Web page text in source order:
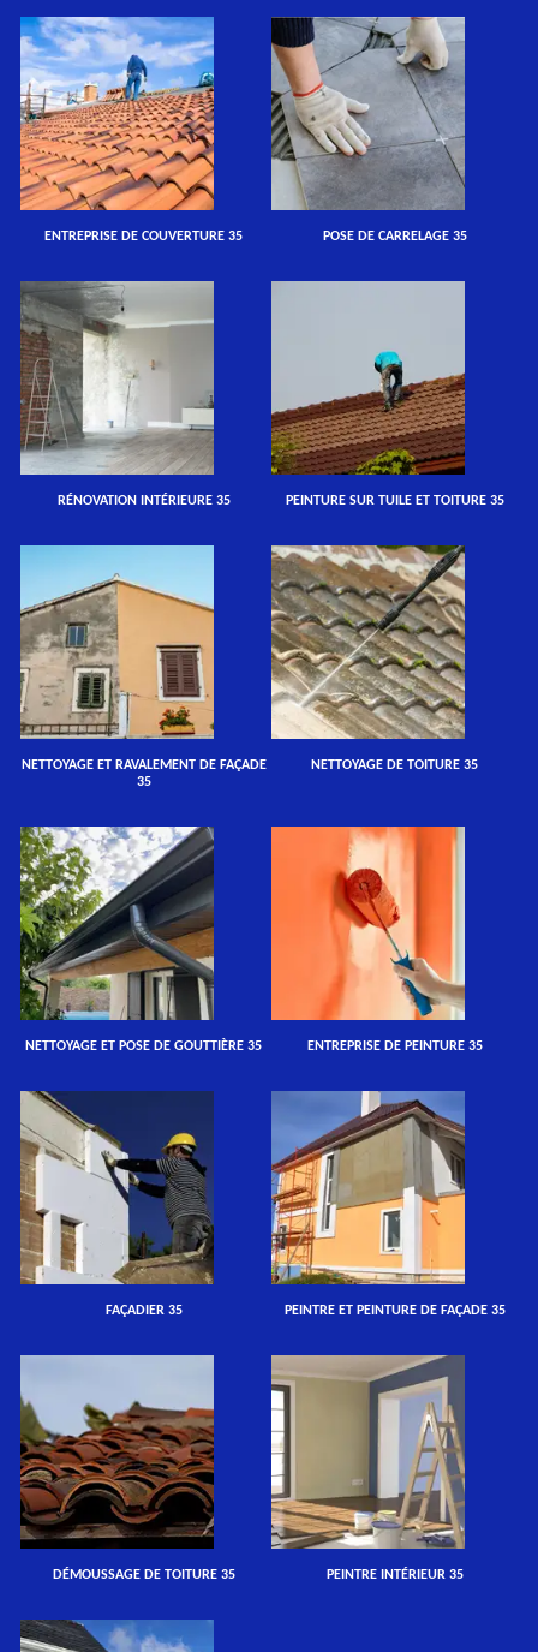
ENTREPRISE DE COUVERTURE 35 POSE DE CARRELAGE 35
RÉNOVATION INTÉRIEURE 35 PEINTURE SUR TUILE ET TOITURE 35
NETTOYAGE ET RAVALEMENT DE FAÇADE
35
NETTOYAGE DE TOITURE 35
NETTOYAGE ET POSE DE GOUTTIÈRE 35 ENTREPRISE DE PEINTURE 35
FAÇADIER 35 PEINTRE ET PEINTURE DE FAÇADE 35
DÉMOUSSAGE DE TOITURE 35 PEINTRE INTÉRIEUR 35